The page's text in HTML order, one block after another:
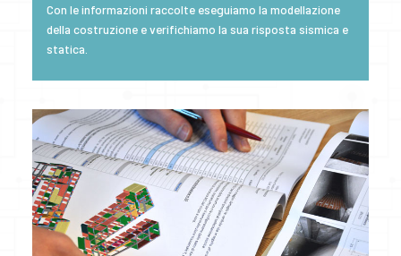
Con le informazioni raccolte eseguiamo la modellazione
della costruzione e verifichiamo la sua risposta sismica e
statica.